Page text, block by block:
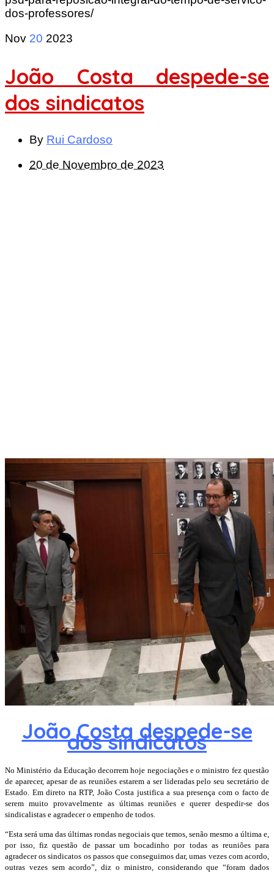
dos-professores/
Nov 20 2023
João Costa despede-se
dos sindicatos
By Rui Cardoso
20 de Novembro de 2023
João Costa despede-se
dos sindicatos
No Ministério da Educação decorrem hoje negociações e o ministro fez questão
de aparecer, apesar de as reuniões estarem a ser lideradas pelo seu secretário de
Estado. Em direto na RTP, João Costa justifica a sua presença com o facto de
serem muito provavelmente as últimas reuniões e querer despedir-se dos
sindicalistas e agradecer o empenho de todos.
“Esta será uma das últimas rondas negociais que temos, senão mesmo a última e,
por isso, fiz questão de passar um bocadinho por todas as reuniões para
agradecer os sindicatos os passos que conseguimos dar, umas vezes com acordo,
outras vezes sem acordo”, diz o ministro, considerando que “foram dados